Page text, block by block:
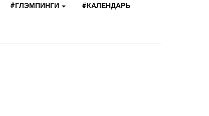
#ГЛЭМПИНГИ #КАЛЕНДАРЬ